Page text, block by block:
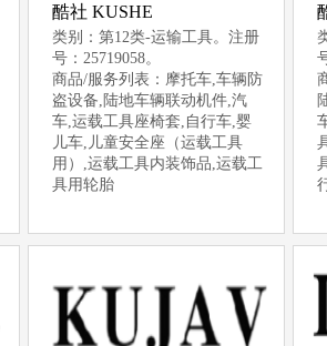
酷社 KUSHE
类别：第12类-运输工具。注册
号：25719058。
商品/服务列表：摩托车,车辆防
盗设备,陆地车辆联动机件,汽
车,运载工具座椅套,自行车,婴
儿车,儿童安全座（运载工具
用）,运载工具内装饰品,运载工
具用轮胎